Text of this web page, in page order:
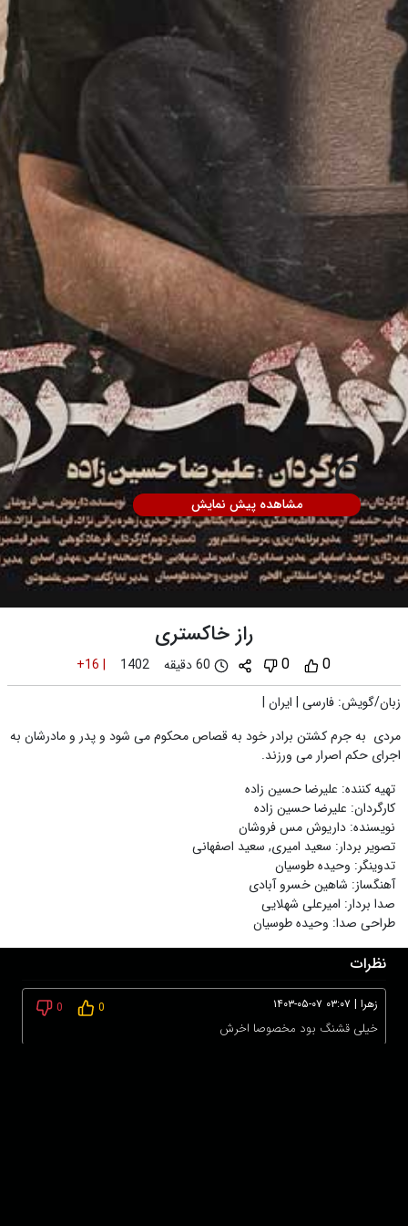
مشاهده پیش نمایش
راز خاکستری
0
0 60 دقیقه 1402
+16 |
زبان/گویش: فارسی | ایران |
مردی به جرم کشتن برادر خود به قصاص محکوم می شود و پدر و مادرشان به
اجرای حکم اصرار می ورزند.
تهیه کننده: علیرضا حسین زاده
کارگردان: علیرضا حسین زاده
نویسنده: داریوش مس فروشان
تصویر بردار: سعید امیری, سعید اصفهانی
تدوینگر: وحیده طوسیان
آهنگساز: شاهین خسرو آبادی
صدا بردار: امیرعلی شهلایی
طراحی صدا: وحیده طوسیان
نظرات
زهرا | ۱۴۰۳-۰۵-۰۷ ۰۳:۰۷ 0
0
خیلی قشنگ بود مخصوصا اخرش